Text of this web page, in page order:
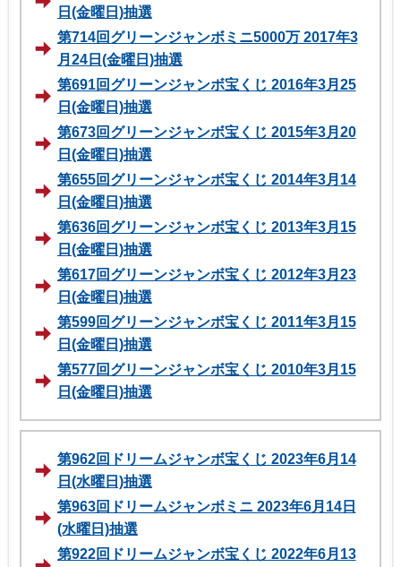
日(金曜日)抽選
第714回グリーンジャンボミニ5000万 2017年3
月24日(金曜日)抽選
第691回グリーンジャンボ宝くじ 2016年3月25
日(金曜日)抽選
第673回グリーンジャンボ宝くじ 2015年3月20
日(金曜日)抽選
第655回グリーンジャンボ宝くじ 2014年3月14
日(金曜日)抽選
第636回グリーンジャンボ宝くじ 2013年3月15
日(金曜日)抽選
第617回グリーンジャンボ宝くじ 2012年3月23
日(金曜日)抽選
第599回グリーンジャンボ宝くじ 2011年3月15
日(金曜日)抽選
第577回グリーンジャンボ宝くじ 2010年3月15
日(金曜日)抽選
第962回ドリームジャンボ宝くじ 2023年6月14
日(水曜日)抽選
第963回ドリームジャンボミニ 2023年6月14日
(水曜日)抽選
第922回ドリームジャンボ宝くじ 2022年6月13